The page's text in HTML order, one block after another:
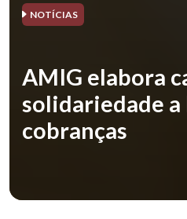
NOTÍCIAS
AMIG elabora
solidariedade a
cobranças